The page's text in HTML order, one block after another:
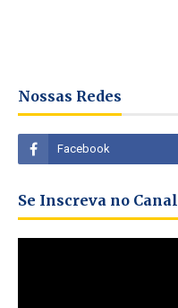
Nossas Redes
Se Inscreva no Canal